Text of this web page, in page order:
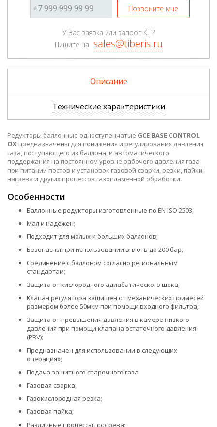
Позвоните мне
У Вас заявка или запрос КП?
Пишите на sales@tiberis.ru
Описание
Технические характеристики
Редукторы баллонные одноступенчатые GCE BASE CONTROL
OX предназначены для понижения и регулирования давления
газа, поступающего из баллона, и автоматического
поддержания на постоянном уровне рабочего давления газа
при питании постов и установок газовой сварки, резки, пайки,
нагрева и других процессов газопламенной обработки.
Особенности
Баллонные редукторы изготовленные по EN ISO 2503;
Мал и надёжен;
Подходит для малых и больших баллонов;
Безопасны при использовании вплоть до 200 бар;
Соединение с баллоном согласно региональным
стандартам;
Защита от кислородного адиабатического шока;
Клапан регулятора защищён от механических примесей
размером более 50мкм при помощи входного фильтра;
Защита от превышения давления в камере низкого
давления при помощи клапана остаточного давления
(PRV);
Предназначен для использовании в следующих
операциях;
Подача защитного сварочного газа;
Газовая сварка;
Газокислородная резка;
Газовая пайка;
Различные процессы прогрева;